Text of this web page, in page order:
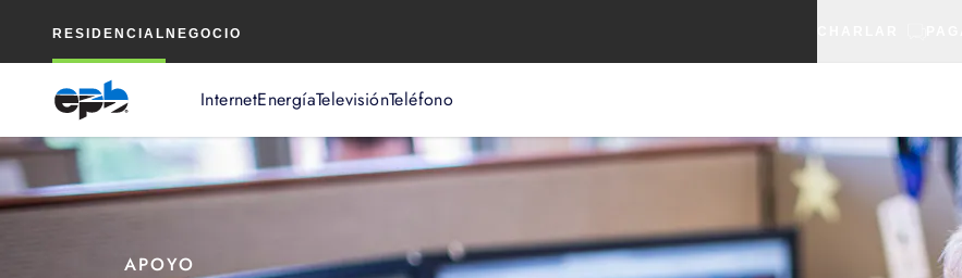
RESIDENCIAL NEGOCIO
InternetEnergíaTelevisiónTeléfono
principal
APOYO